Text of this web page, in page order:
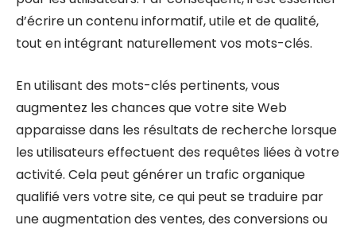
d’écrire un contenu informatif, utile et de qualité,
tout en intégrant naturellement vos mots-clés.
En utilisant des mots-clés pertinents, vous
augmentez les chances que votre site Web
apparaisse dans les résultats de recherche lorsque
les utilisateurs effectuent des requêtes liées à votre
activité. Cela peut générer un trafic organique
qualifié vers votre site, ce qui peut se traduire par
une augmentation des ventes, des conversions ou